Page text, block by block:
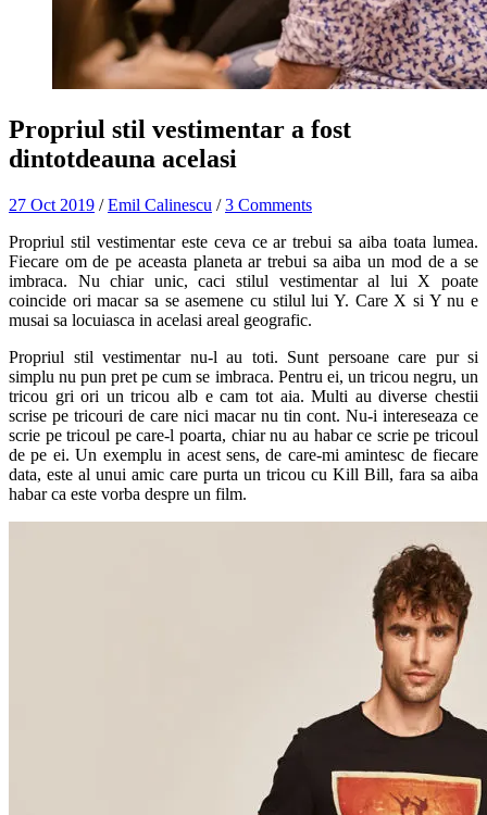
Propriul stil vestimentar a fost
dintotdeauna acelasi
27 Oct 2019 /Emil Calinescu /3 Comments
Propriul stil vestimentar este ceva ce ar trebui sa aiba toata lumea.
Fiecare om de pe aceasta planeta ar trebui sa aiba un mod de a se
imbraca. Nu chiar unic, caci stilul vestimentar al lui X poate
coincide ori macar sa se asemene cu stilul lui Y. Care X si Y nu e
musai sa locuiasca in acelasi areal geografic.
Propriul stil vestimentar nu-l au toti. Sunt persoane care pur si
simplu nu pun pret pe cum se imbraca. Pentru ei, un tricou negru, un
tricou gri ori un tricou alb e cam tot aia. Multi au diverse chestii
scrise pe tricouri de care nici macar nu tin cont. Nu-i intereseaza ce
scrie pe tricoul pe care-l poarta, chiar nu au habar ce scrie pe tricoul
de pe ei. Un exemplu in acest sens, de care-mi amintesc de fiecare
data, este al unui amic care purta un tricou cu Kill Bill, fara sa aiba
habar ca este vorba despre un film.